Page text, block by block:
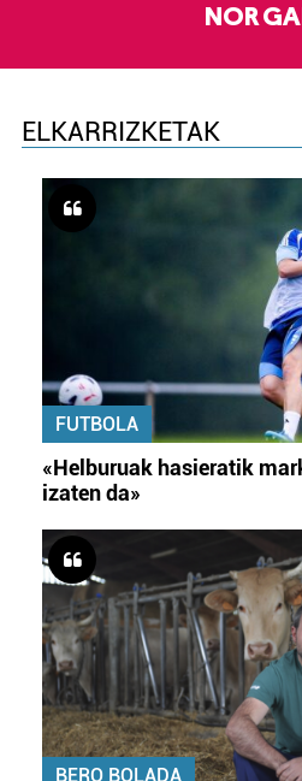
NOR
ELKARRIZKETAK
FUTBOLA
«Helburuak hasieratik
izaten da»
BERO BOLADA